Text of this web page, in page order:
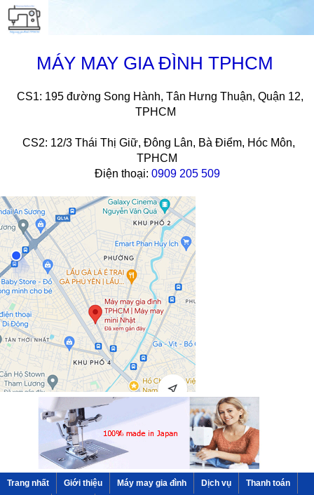
MÁY MAY GIA ĐÌNH TPHCM
CS1: 195 đường Song Hành, Tân Hưng Thuận, Quận 12,
TPHCM
CS2: 12/3 Thái Thị Giữ, Đông Lân, Bà Điểm, Hóc Môn,
TPHCM
Điện thoại: 0909 205 509
Trang nhất Giới thiệu Máy may gia đình Dịch vụ Thanh toán